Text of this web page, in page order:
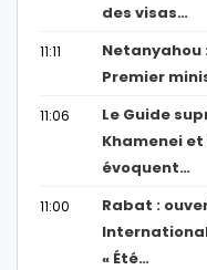
des visas…
11:11
Netanyahou
Premier
11:06
Le Guide
Khamenei
évoquent…
11:00
Rabat :
« Été…